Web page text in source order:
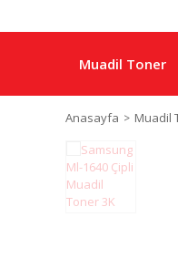
Muadil Toner
Anasayfa Muadil